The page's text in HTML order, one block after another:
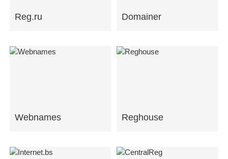
Reg.ru Domainer
Webnames Reghouse